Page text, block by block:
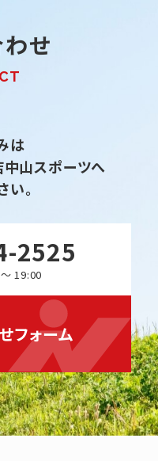
せ
は
中山スポーツへ
い。
2525
19:00
フォーム